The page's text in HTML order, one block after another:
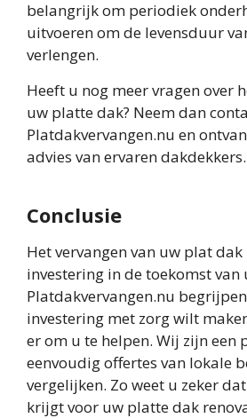
belangrijk om periodiek
uitvoeren om de levensduur
verlengen.
Heeft u nog meer vragen over
uw platte dak? Neem dan
Platdakvervangen.nu en
advies van ervaren dakdekkers.
Conclusie
Het vervangen van uw plat
investering in de toekomst van
Platdakvervangen.nu
investering met zorg wilt
er om u te helpen. Wij zijn een
eenvoudig offertes van lokale
vergelijken. Zo weet u zeker
krijgt voor uw platte dak